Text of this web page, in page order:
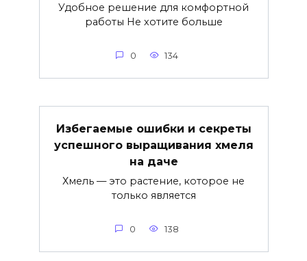
Удобное решение для комфортной
работы Не хотите больше
0 134
Избегаемые ошибки и секреты
успешного выращивания хмеля
на даче
Хмель — это растение, которое не
только является
0 138